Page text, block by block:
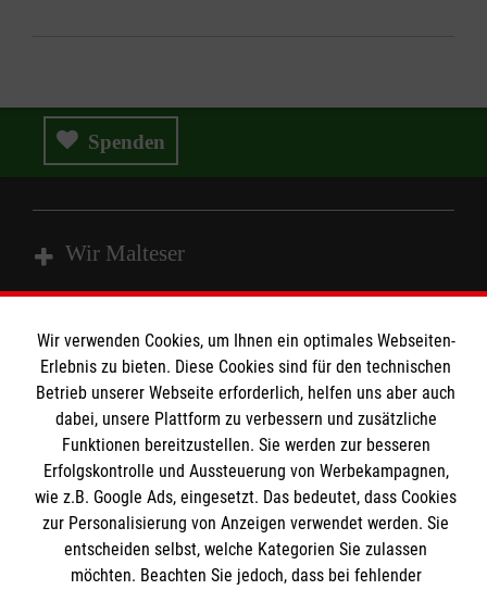
Spenden
Wir Malteser
Spenden und Helfen
Angebote und Leistungen
Unsere Kurse
Mitarbeiten
Wir Malteser
Informationen
Kontakt
Pressestelle
Impressum
Malteser online
Malteserorden
Wir verwenden Cookies, um Ihnen ein optimales Webseiten-
Erlebnis zu bieten. Diese Cookies sind für den technischen
Betrieb unserer Webseite erforderlich, helfen uns aber auch
dabei, unsere Plattform zu verbessern und zusätzliche
Funktionen bereitzustellen. Sie werden zur besseren
Erfolgskontrolle und Aussteuerung von Werbekampagnen,
wie z.B. Google Ads, eingesetzt. Das bedeutet, dass Cookies
zur Personalisierung von Anzeigen verwendet werden. Sie
entscheiden selbst, welche Kategorien Sie zulassen
möchten. Beachten Sie jedoch, dass bei fehlender